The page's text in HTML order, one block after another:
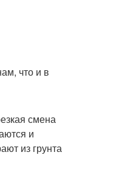
что и в
смена
и
из грунта